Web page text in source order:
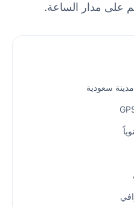
على مدار الساعة.